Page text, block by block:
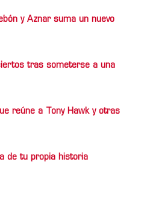
y Aznar suma un nuevo
tras someterse a una
reúne a Tony Hawk y otras
de tu propia historia